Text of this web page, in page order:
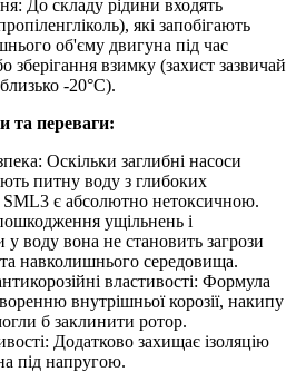
До складу рідини входять
які запобігають
об'єму двигуна під час
зберігання взимку (захист зазвичай
-20°C).
та переваги:
Оскільки заглибні насоси
питну воду з глибоких
SML3 є абсолютно нетоксичною.
ущільнень і
у воду вона не становить загрози
навколишнього середовища.
властивості: Формула
внутрішньої корозії, накипу
б заклинити ротор.
Додатково захищає ізоляцію
під напругою.